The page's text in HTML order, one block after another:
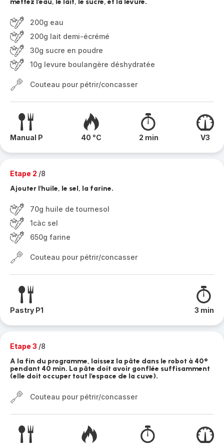
mettez l'eau, le lait, le sucre, et la levure.
200g eau
200g lait demi-écrémé
30g sucre en poudre
10g levure boulangère déshydratée
Couteau pour pétrir/concasser
Manual P 40 °C 2 min V3
Etape 2 /8
Ajouter l'huile, le sel, la farine.
70g huile de tournesol
1càc sel
650g farine
Couteau pour pétrir/concasser
Pastry P1 3 min
Etape 3 /8
A la fin du programme, laissez la pâte dans le robot à 40°
pendant 40 min. La pâte doit avoir gonflée suffisamment
(elle doit occuper tout l'espace de la cuve).
Couteau pour pétrir/concasser